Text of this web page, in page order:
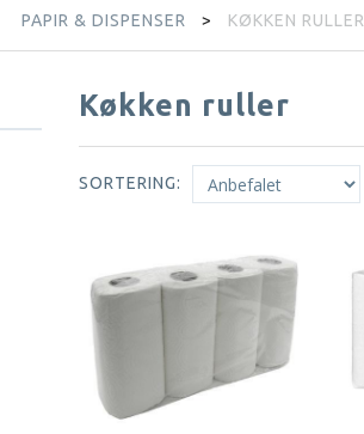
PAPIR & DISPENSER KØKKEN RULLER
Køkken ruller
SORTERING: